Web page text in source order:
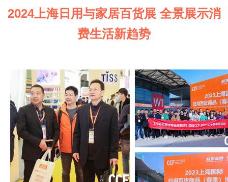
2024上海日用与家居百货展 全景展示消
费生活新趋势